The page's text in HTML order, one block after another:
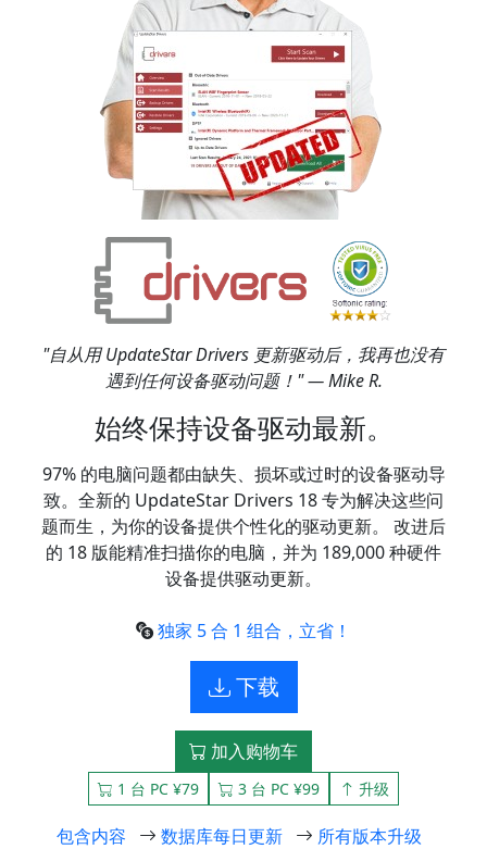
"自从用 UpdateStar Drivers 更新驱动后，我再也没有
遇到任何设备驱动问题！" — Mike R.
始终保持设备驱动最新。
97% 的电脑问题都由缺失、损坏或过时的设备驱动导
致。全新的 UpdateStar Drivers 18 专为解决这些问
题而生，为你的设备提供个性化的驱动更新。 改进后
的 18 版能精准扫描你的电脑，并为 189,000 种硬件
设备提供驱动更新。
独家 5 合 1 组合，立省！
下载
加入购物车
1 台 PC ¥79 3 台 PC ¥99 升级
包含内容 数据库每日更新
所有版本升级